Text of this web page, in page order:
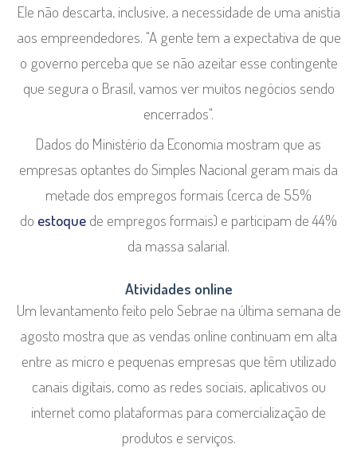
Ele não descarta, inclusive, a necessidade de uma anistia
aos empreendedores. "A gente tem a expectativa de que
o governo perceba que se não azeitar esse contingente
que segura o Brasil, vamos ver muitos negócios sendo
encerrados".
Dados do Ministério da Economia mostram que as
empresas optantes do Simples Nacional geram mais da
metade dos empregos formais (cerca de 55%
do estoque de empregos formais) e participam de 44%
da massa salarial.
Atividades online
Um levantamento feito pelo Sebrae na última semana de
agosto mostra que as vendas online continuam em alta
entre as micro e pequenas empresas que têm utilizado
canais digitais, como as redes sociais, aplicativos ou
internet como plataformas para comercialização de
produtos e serviços.